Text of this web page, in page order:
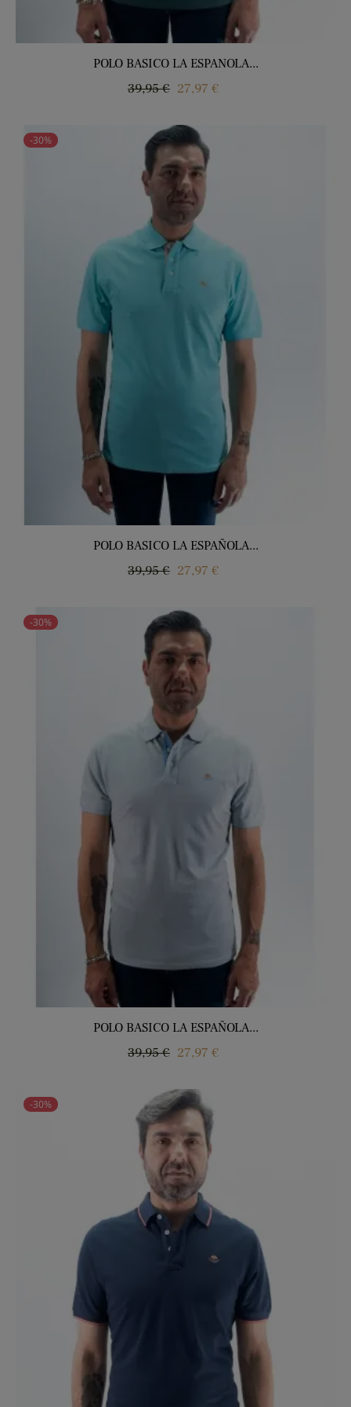
POLO BASICO LA ESPANOLA...
Precio
39,95 € Precio
27,97 €
-30%
POLO BASICO LA ESPAÑOLA...
Precio
39,95 € Precio
27,97 €
-30%
POLO BASICO LA ESPAÑOLA...
Precio
39,95 € Precio
27,97 €
-30%